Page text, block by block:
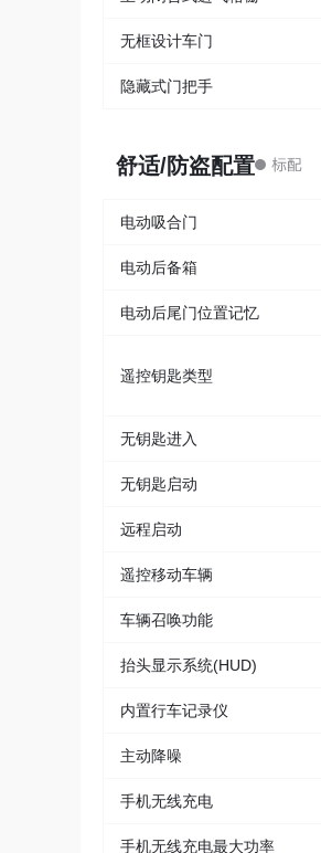
无框设计车门
隐藏式门把手
舒适/防盗配置
电动吸合门
电动后备箱
电动后尾门位置记忆
遥控钥匙类型
无钥匙进入
无钥匙启动
远程启动
遥控移动车辆
车辆召唤功能
抬头显示系统(HUD)
内置行车记录仪
主动降噪
手机无线充电
手机无线充电最大功率